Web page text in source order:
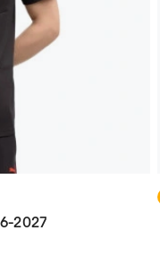
2027